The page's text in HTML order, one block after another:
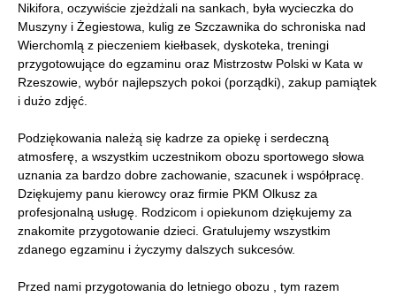
Nikifora, oczywiście zjeżdżali na sankach, była wycieczka do
Muszyny i Żegiestowa, kulig ze Szczawnika do schroniska nad
Wierchomlą z pieczeniem kiełbasek, dyskoteka, treningi
przygotowujące do egzaminu oraz Mistrzostw Polski w Kata w
Rzeszowie, wybór najlepszych pokoi (porządki), zakup pamiątek
i dużo zdjęć.
Podziękowania należą się kadrze za opiekę i serdeczną
atmosferę, a wszystkim uczestnikom obozu sportowego słowa
uznania za bardzo dobre zachowanie, szacunek i współpracę.
Dziękujemy panu kierowcy oraz firmie PKM Olkusz za
profesjonalną usługę. Rodzicom i opiekunom dziękujemy za
znakomite przygotowanie dzieci. Gratulujemy wszystkim
zdanego egzaminu i życzymy dalszych sukcesów.
Przed nami przygotowania do letniego obozu , tym razem